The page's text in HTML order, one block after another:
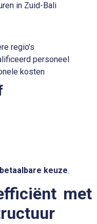
in Zuid-Bali
regio’s
personeel
kosten
keuze.
met